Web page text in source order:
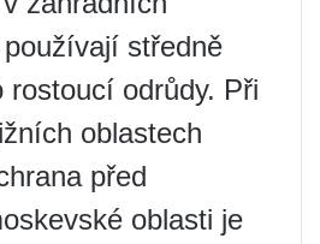
středně
rostoucí odrůdy. Při
oblastech
před
oblasti je